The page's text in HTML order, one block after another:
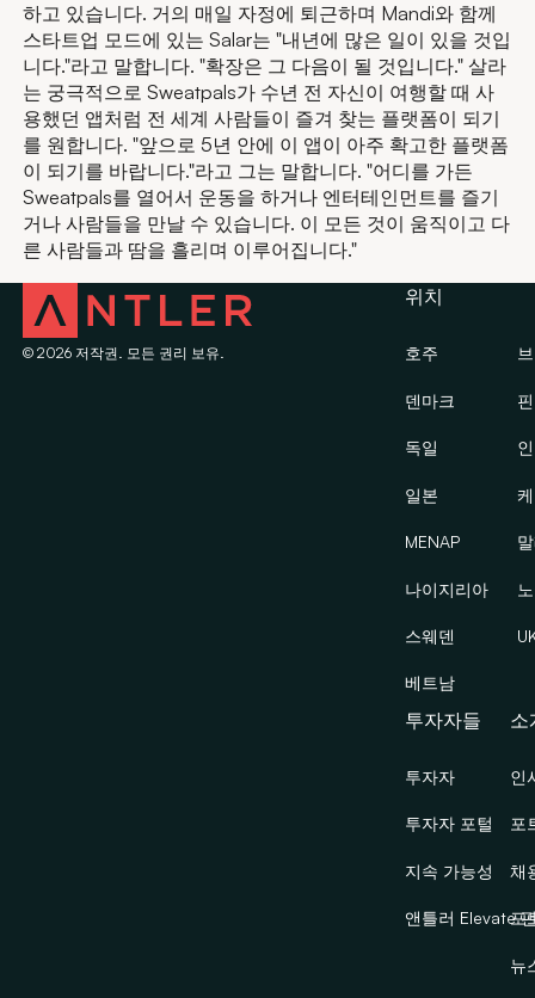
하고 있습니다. 거의 매일 자정에 퇴근하며 Mandi와 함께
스타트업 모드에 있는 Salar는 "내년에 많은 일이 있을 것입
니다."라고 말합니다. "확장은 그 다음이 될 것입니다." 살라
는 궁극적으로 Sweatpals가 수년 전 자신이 여행할 때 사
용했던 앱처럼 전 세계 사람들이 즐겨 찾는 플랫폼이 되기
를 원합니다. "앞으로 5년 안에 이 앱이 아주 확고한 플랫폼
이 되기를 바랍니다."라고 그는 말합니다. "어디를 가든
Sweatpals를 열어서 운동을 하거나 엔터테인먼트를 즐기
거나 사람들을 만날 수 있습니다. 이 모든 것이 움직이고 다
른 사람들과 땀을 흘리며 이루어집니다."
© 2026저작권. 모든 권리 보유.
위치
호주
덴마크
독일
일본
MENAP
나이지리아
스웨덴
베트남
투자자들
투자자
투자자 포털
지속 가능성
앤틀러 Elevate
소
인
포
채
포
뉴